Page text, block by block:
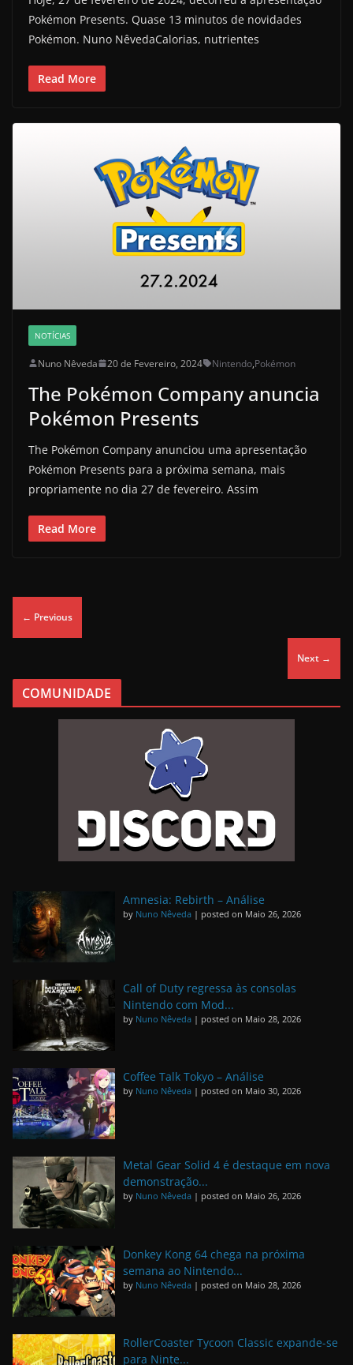
Pokémon Presents. Quase 13 minutos de novidades
Pokémon. Nuno NêvedaCalorias, nutrientes
Read More
NOTÍCIAS
Nuno Nêveda 20 de Fevereiro, 2024 Nintendo,Pokémon
The Pokémon Company anuncia
Pokémon Presents
The Pokémon Company anunciou uma apresentação
Pokémon Presents para a próxima semana, mais
propriamente no dia 27 de fevereiro. Assim
Read More
← Previous
Next →
COMUNIDADE
Amnesia: Rebirth – Análise
by Nuno Nêveda | posted on Maio 26, 2026
Call of Duty regressa às consolas
Nintendo com Mod...
by Nuno Nêveda | posted on Maio 28, 2026
Coffee Talk Tokyo – Análise
by Nuno Nêveda | posted on Maio 30, 2026
Metal Gear Solid 4 é destaque em nova
demonstração...
by Nuno Nêveda | posted on Maio 26, 2026
Donkey Kong 64 chega na próxima
semana ao Nintendo...
by Nuno Nêveda | posted on Maio 28, 2026
RollerCoaster Tycoon Classic expande-se
para Ninte...